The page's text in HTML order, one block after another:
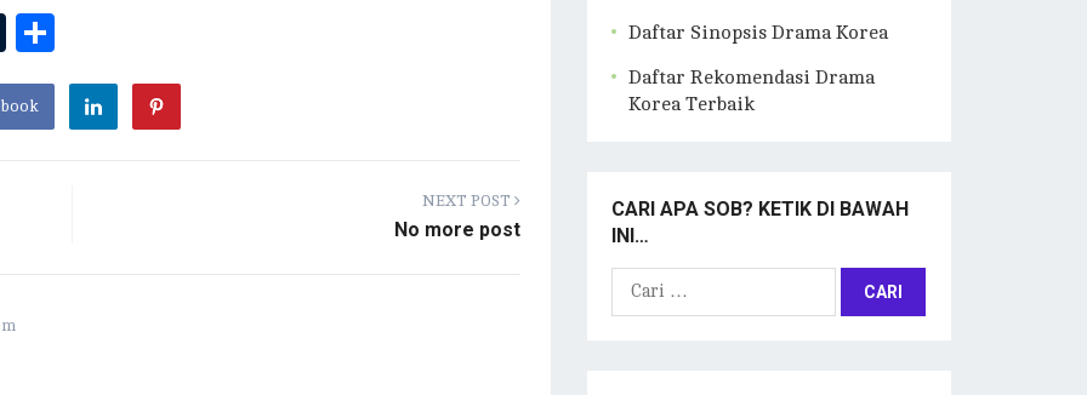
T
u
m
h
ar
NEXT POST
No more post
Daftar Sinopsis Drama Korea
Daftar Rekomendasi Drama
Korea Terbaik
CARI APA SOB? KETIK DI BAWAH
INI…
Cari